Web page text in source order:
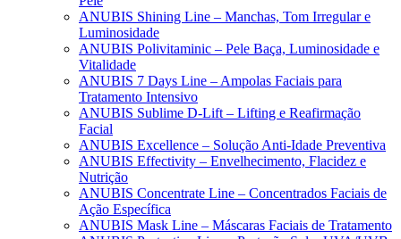
ANUBIS Shining Line – Manchas, Tom Irregular e
Luminosidade
ANUBIS Polivitaminic – Pele Baça, Luminosidade e
Vitalidade
ANUBIS 7 Days Line – Ampolas Faciais para
Tratamento Intensivo
ANUBIS Sublime D-Lift – Lifting e Reafirmação
Facial
ANUBIS Excellence – Solução Anti-Idade Preventiva
ANUBIS Effectivity – Envelhecimento, Flacidez e
Nutrição
ANUBIS Concentrate Line – Concentrados Faciais de
Ação Específica
ANUBIS Mask Line – Máscaras Faciais de Tratamento